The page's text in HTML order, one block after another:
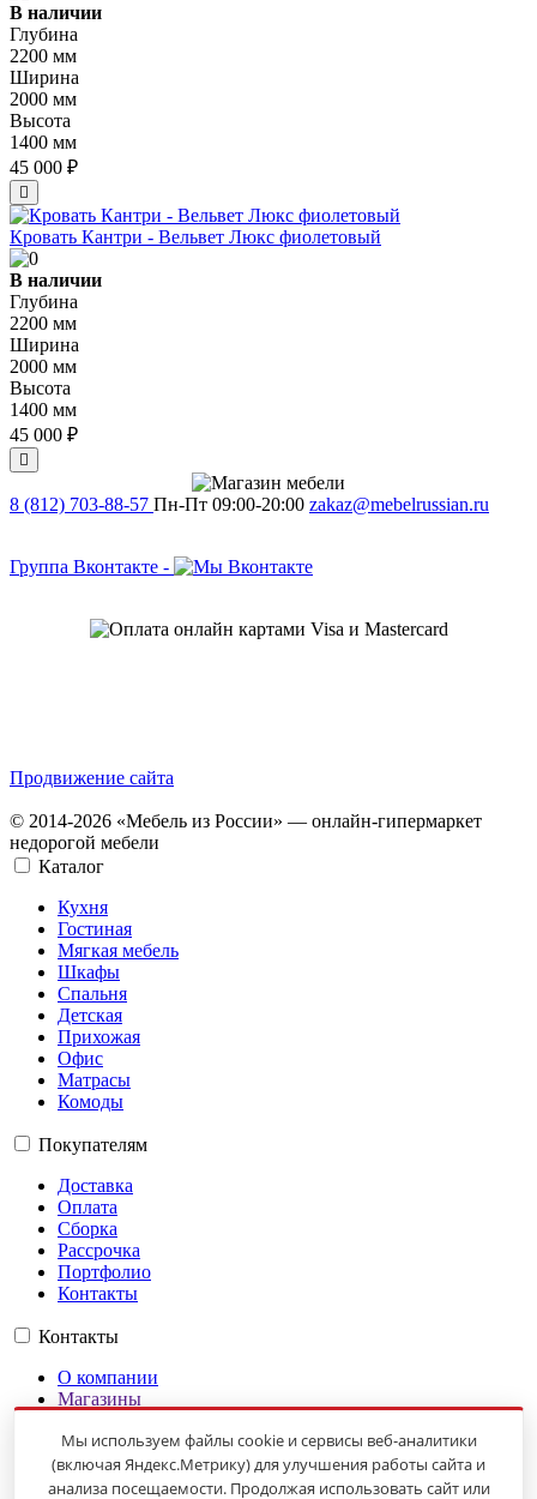
В наличии
Глубина
2200 мм
Ширина
2000 мм
Высота
1400 мм
45 000 ₽
Кровать Кантри - Вельвет Люкс фиолетовый
В наличии
Глубина
2200 мм
Ширина
2000 мм
Высота
1400 мм
45 000 ₽
8 (812) 703-88-57 Пн-Пт 09:00-20:00 zakaz@mebelrussian.ru
Группа Вконтакте -
Продвижение сайта
© 2014-2026 «Мебель из России» — онлайн-гипермаркет
недорогой мебели
Каталог
Кухня
Гостиная
Мягкая мебель
Шкафы
Спальня
Детская
Прихожая
Офис
Матрасы
Комоды
Покупателям
Доставка
Оплата
Сборка
Рассрочка
Портфолио
Контакты
Контакты
О компании
Магазины
Оплата
Доставка
Карта сайта
Мы используем файлы cookie и сервисы веб-аналитики
(включая Яндекс.Метрику) для улучшения работы сайта и
анализа посещаемости. Продолжая использовать сайт или